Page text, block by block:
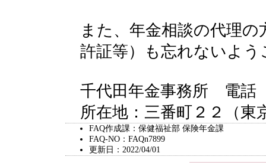
また、年金相談の代理
許証等）も忘れないよ
千代田年金事務所 電話
所在地：三番町２２（東
FAQ作成課：保健福祉部 保険年金課
FAQ-NO：FAQn7899
更新日：2022/04/01